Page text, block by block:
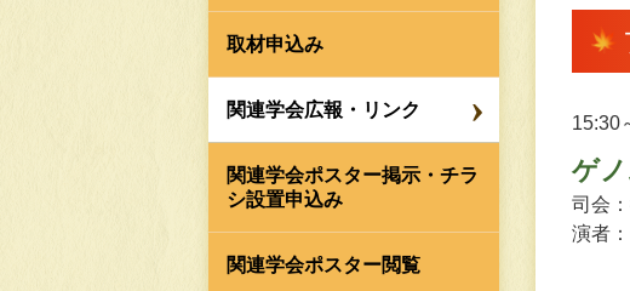
取材申込み
関連学会広報・リンク
関連学会ポスター掲示・ チラ
シ設置申込み
関連学会ポスター閲覧
15:30
ゲ
司会：
演者：